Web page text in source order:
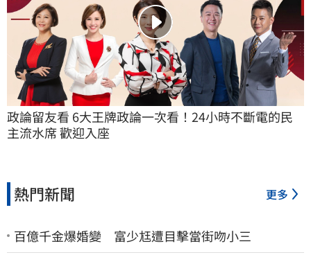
政論留友看 6大王牌政論一次看！24小時不斷電的民
主流水席 歡迎入座
熱門新聞 更多
百億千金爆婚變 富少尪遭目擊當街吻小三